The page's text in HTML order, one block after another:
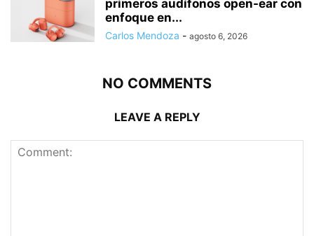
primeros audífonos open-ear con
enfoque en...
Carlos Mendoza - agosto 6, 2026
NO COMMENTS
LEAVE A REPLY